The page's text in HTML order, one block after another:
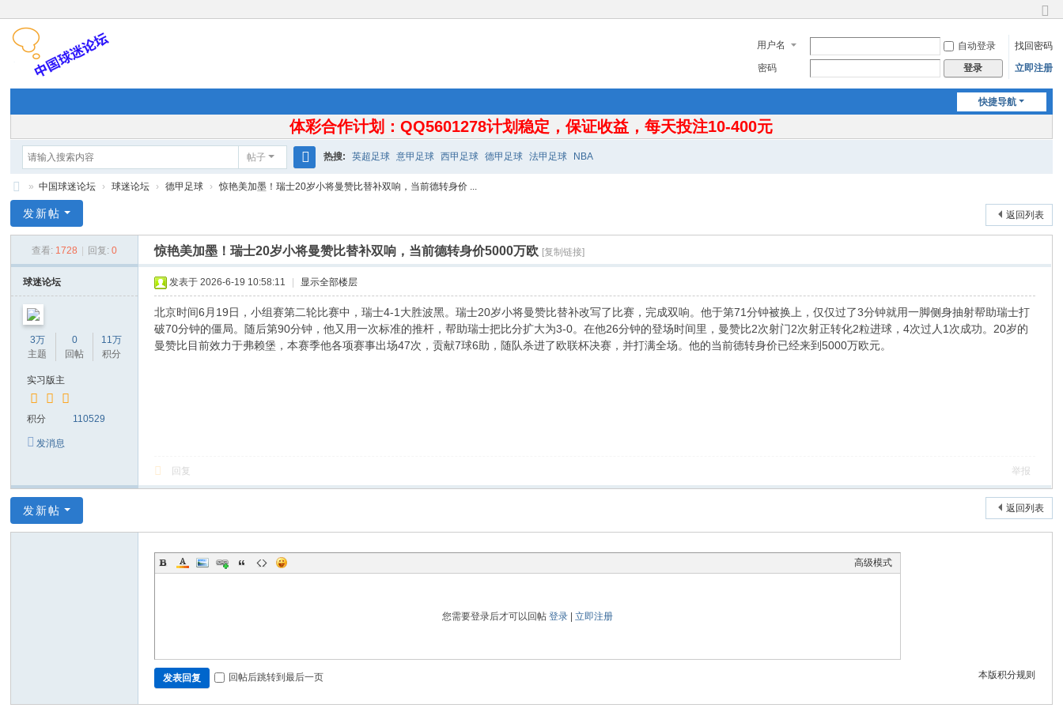
换
到
窄
用户名 自动登录
找回密码
密码
登录 立即注册
快捷导航
体彩合作计划：QQ5601278计划稳定，保证收益，每天投注10-400元
帖子
搜
热搜: 英超足球 意甲足球 西甲足球 德甲足球 法甲足球 NBA
国
迷
论
坛
» 中国球迷论坛 › 球迷论坛 › 德甲足球 › 惊艳美加墨！瑞士20岁小将曼赞比替补双响，当前德转身价 ...
返回列表
发新帖
查看: 1728 回复: 0 惊艳美加墨！瑞士20岁小将曼赞比替补双响，当前德转身价5000万欧 [复制链接]
球迷论坛
3万
主题
0
回帖
11万
积分
实习版主
积分 110529
发消息
发表于 2026-6-19 10:58:11 显示全部楼层
北京时间6月19日，小组赛第二轮比赛中，瑞士4-1大胜波黑。瑞士20岁小将曼赞比替补改写了比赛，完成双响。他于第71分钟被换上，仅仅过了3分钟就用一脚侧身抽射帮助瑞士打
破70分钟的僵局。随后第90分钟，他又用一次标准的推杆，帮助瑞士把比分扩大为3-0。在他26分钟的登场时间里，曼赞比2次射门2次射正转化2粒进球，4次过人1次成功。20岁的
曼赞比目前效力于弗赖堡，本赛季他各项赛事出场47次，贡献7球6助，随队杀进了欧联杯决赛，并打满全场。他的当前德转身价已经来到5000万欧元。
回复 举报
返回列表
发新帖
高级模式
您需要登录后才可以回帖登录 |立即注册
本版积分规则
发表回复 回帖后跳转到最后一页